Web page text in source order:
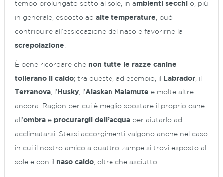
tempo prolungato sotto al sole, in ambienti secchi o, più
in generale, esposto ad alte temperature , può
contribuire all’essiccazione del naso e favorirne la
screpolazione
È bene ricordare che non tutte le razze canine
tollerano il caldo; tra queste, ad esempio, il Labrador , il
Terranova , l’ Husky , l’Alaskan Malamute e molte altre
ancora. Ragion per cui è meglio spostare il proprio cane
all’ombra e procurargli dell’acqua per aiutarlo ad
acclimatarsi. Stessi accorgimenti valgono anche nel caso
in cui il nostro amico a quattro zampe si trovi esposto al
sole e con il naso caldo , oltre che asciutto.